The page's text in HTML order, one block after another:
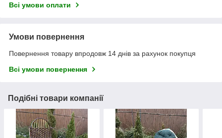
Всі умови оплати
Умови повернення
Повернення товару впродовж 14 днів за рахунок покупця
Всі умови повернення
Подібні товари компанії